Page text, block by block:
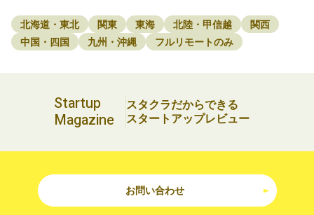
北海道・東北 関東 東海 北陸・甲信越
関西
中国・四国
九州・沖縄 フルリモートのみ
Startup
Magazine
スタクラだからできる
スタートアップレビュー
お問い合わせ